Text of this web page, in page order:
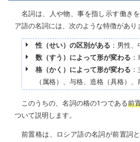
名詞は、人や物、事を指し示す働き
ア語の名詞には、次のような特徴があり
性（せい）の区別がある ：男性
数（すう）によって形が変わる
格（かく）によって形が変わる
（属格）、与格、造格（具格）
このうちの、名詞の格の1つである前
ついて説明します。
前置格は、ロシア語の名詞が前置詞